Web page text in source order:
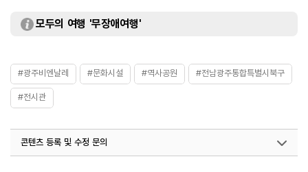
모두의 여행 '무장애여행'
#광주비엔날레 #문화시설 #역사공원 #전남광주통합특별시북구
#전시관
콘텐츠 등록 및 수정 문의